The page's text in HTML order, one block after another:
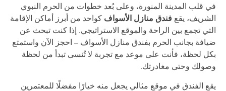
قلب المدينة المنورة، وعلى بُعد خطوات من الحرم النبوي
يقع فندق منازل الأسوافكواحد من أبرز أماكن الإقامة
تجمع بين الراحة والموقع الاستراتيجي. إذا كنت تبحث عن
بجانب الحرم بفندق منازل الأسواف – احجز الآن واستمتع
لحظة، فأنت على موعد مع تجربة لا تُنسى تبدأ من لحظة
وحتى مغادرتك.
الفندق في موقع مثالي يجعل منه خيارًا مفضلًا للمعتمرين